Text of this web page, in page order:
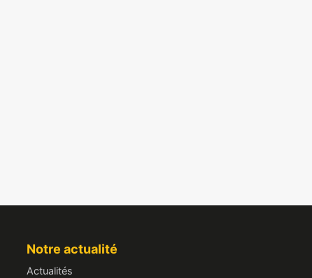
Notre actualité
Actualités